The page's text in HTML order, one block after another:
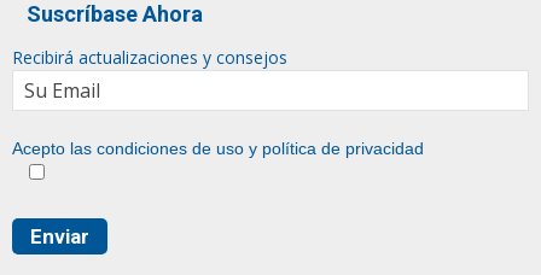
Suscríbase Ahora
Recibirá actualizaciones y consejos
Acepto las condiciones de uso y política de privacidad